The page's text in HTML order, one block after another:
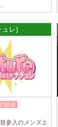
ュレ)
歓迎
参入のメンズエ